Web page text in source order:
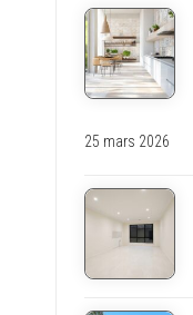
25 mars 2026